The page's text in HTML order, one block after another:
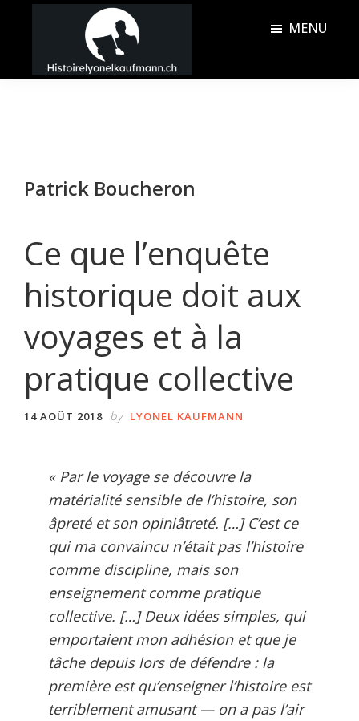
principal
barreHistoire
MENU
Patrick Boucheron
Ce que l’enquête
historique doit aux
voyages et à la
pratique collective
14 AOÛT 2018 by LYONEL KAUFMANN
« Par le voyage se découvre la
matérialité sensible de l’histoire, son
âpreté et son opiniâtreté. […] C’est ce
qui ma convaincu n’était pas l’histoire
comme discipline, mais son
enseignement comme pratique
collective. […] Deux idées simples, qui
emportaient mon adhésion et que je
tâche depuis lors de défendre : la
première est qu’enseigner l’histoire est
terriblement amusant — on a pas l’air